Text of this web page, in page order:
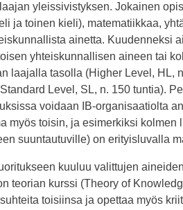
yleissivistyksen. Jokainen
ja toinen kieli), matematiikkaa,
ainetta. Kuudenneksi
yhteiskunnallisen aineen tai
laajalla tasolla (Higher Level, HL,
Level, SL, n. 150 tuntia).
voidaan IB-organisaatiolta
myös toisin, ja esimerkiksi kolmen
suuntautuville) on erityisluvalla
kuuluu valittujen
teorian kurssi (Theory of
toisiinsa ja opettaa myös